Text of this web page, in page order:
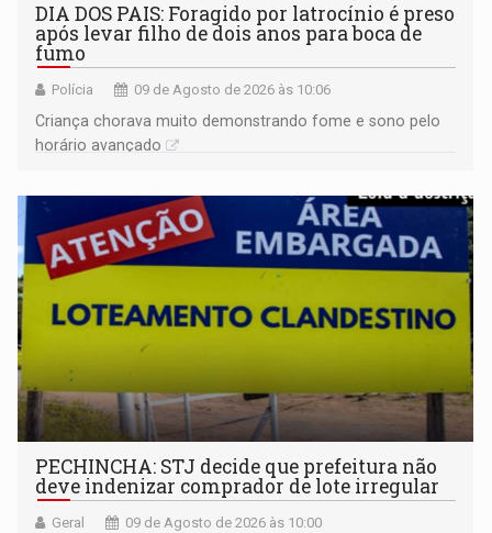
DIA DOS PAIS: Foragido por latrocínio é preso
após levar filho de dois anos para boca de
fumo
Polícia 09 de Agosto de 2026 às 10:06
Criança chorava muito demonstrando fome e sono pelo
horário avançado
PECHINCHA: STJ decide que prefeitura não
deve indenizar comprador de lote irregular
Geral 09 de Agosto de 2026 às 10:00